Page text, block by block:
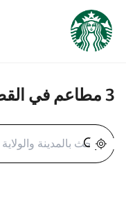
3 مطاعم في القطيف